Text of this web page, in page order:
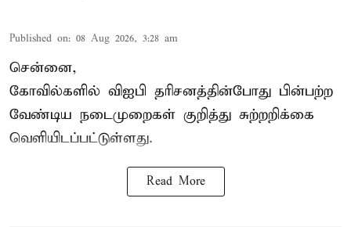
Published on: 08 Aug 2026, 3:28 am
சென்னை,
கோவில்களில் விஐபி தரிசனத்தின்போது பின்பற்ற
வேண்டிய நடைமுறைகள் குறித்து சுற்றறிக்கை
வெளியிடப்பட்டுள்ளது.
Read More